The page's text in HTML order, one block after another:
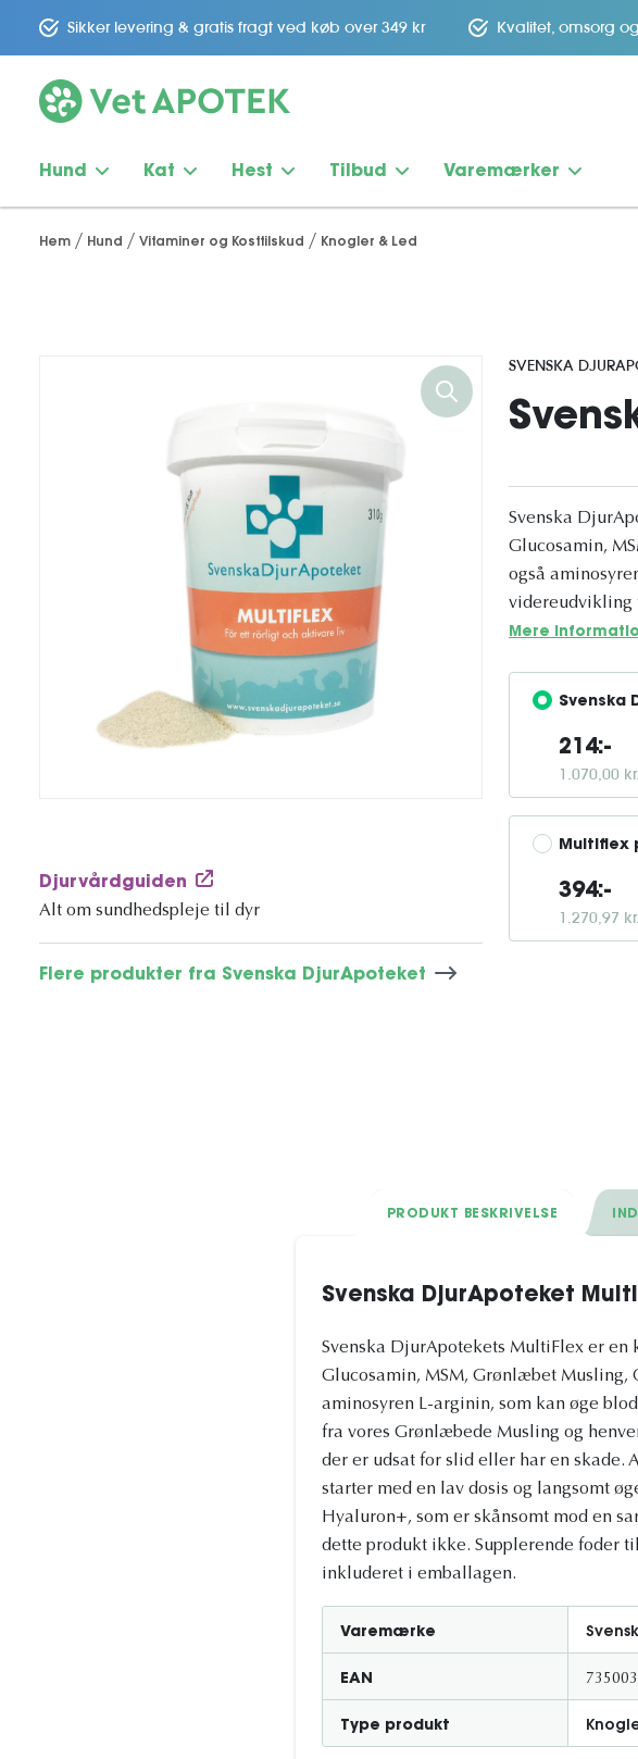
Sikker levering & gratis fragt ved køb over 349 kr Kvalitet, omsorg
Hund Kat Hest Tilbud Varemærker
Hem Hund Vitaminer og Kosttilskud Knogler & Led
Djurvårdguiden
Alt om sundhedspleje til dyr
Flere produkter fra Svenska DjurApoteket
SVENSKA
Svenska
Glucosamin,
også
videreudvikling
Mere
Svenska
214:-
1.070,00
Multiflex
394:-
1.270,97
PRODUKT BESKRIVELSE
Svenska DjurApoteket
Svenska DjurApotekets MultiFlex er
Glucosamin, MSM, Grønlæbet
aminosyren L-arginin, som kan øge
fra vores Grønlæbede Musling og
der er udsat for slid eller har en skade.
starter med en lav dosis og langsomt
Hyaluron+, som er skånsomt mod en
dette produkt ikke. Supplerende foder
inkluderet i emballagen.
Varemærke
EAN
Type produkt